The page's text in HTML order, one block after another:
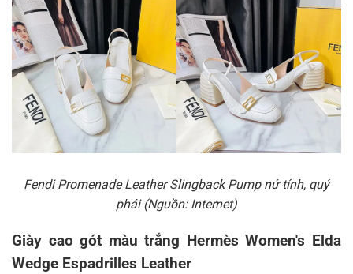
Fendi Promenade Leather Slingback Pump nứ tính, quý
phái (Nguồn: Internet)
Giày cao gót màu trắng Hermès Women's Elda
Wedge Espadrilles Leather